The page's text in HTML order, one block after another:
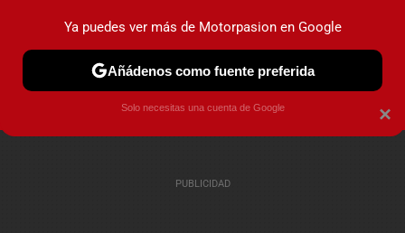
PRUEBAS COCHES ELÉCTRICOS OBSERVATORIO
×
Ya puedes ver más de Motorpasion en Google
Añádenos como fuente preferida
Solo necesitas una cuenta de Google